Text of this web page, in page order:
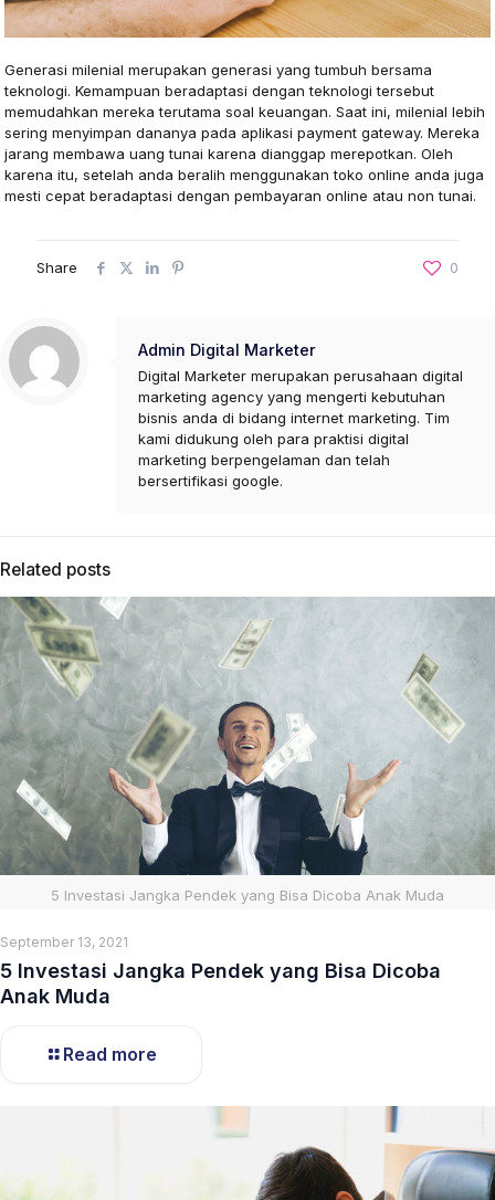
Generasi milenial merupakan generasi yang tumbuh bersama
teknologi. Kemampuan beradaptasi dengan teknologi tersebut
memudahkan mereka terutama soal keuangan. Saat ini, milenial lebih
sering menyimpan dananya pada aplikasi payment gateway. Mereka
jarang membawa uang tunai karena dianggap merepotkan. Oleh
karena itu, setelah anda beralih menggunakan toko online anda juga
mesti cepat beradaptasi dengan pembayaran online atau non tunai.
Share 0
Admin Digital Marketer
Digital Marketer merupakan perusahaan digital
marketing agency yang mengerti kebutuhan
bisnis anda di bidang internet marketing. Tim
kami didukung oleh para praktisi digital
marketing berpengelaman dan telah
bersertifikasi google.
Related posts
5 Investasi Jangka Pendek yang Bisa Dicoba Anak Muda
September 13, 2021
5 Investasi Jangka Pendek yang Bisa Dicoba
Anak Muda
Read more